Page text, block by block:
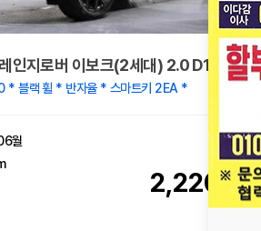
인지로버 이보크(2세대) 2.0 D180 SE
* 블랙 휠 * 반자율 * 스마트키 2EA *
월
2,220 만원